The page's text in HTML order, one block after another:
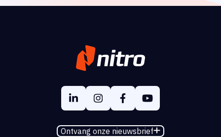
Ontvang onze nieuwsbrief